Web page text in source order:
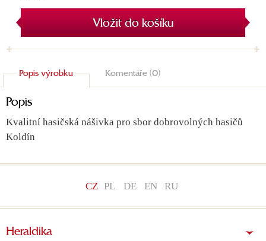
Vložit do košíku
Popis výrobku Komentáře (0)
Popis
Kvalitní hasičská nášivka pro sbor dobrovolných hasičů
Koldín
CZ PL DE EN RU
Heraldika